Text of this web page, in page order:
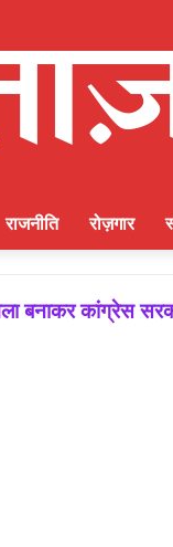
राजनीति रोज़गार
बनाकर कांग्रेस